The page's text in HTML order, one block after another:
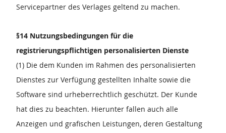
Servicepartner des Verlages geltend zu machen.
§14 Nutzungsbedingungen für die
registrierungspflichtigen personalisierten Dienste
(1) Die dem Kunden im Rahmen des personalisierten
Dienstes zur Verfügung gestellten Inhalte sowie die
Software sind urheberrechtlich geschützt. Der Kunde
hat dies zu beachten. Hierunter fallen auch alle
Anzeigen und grafischen Leistungen, deren Gestaltung